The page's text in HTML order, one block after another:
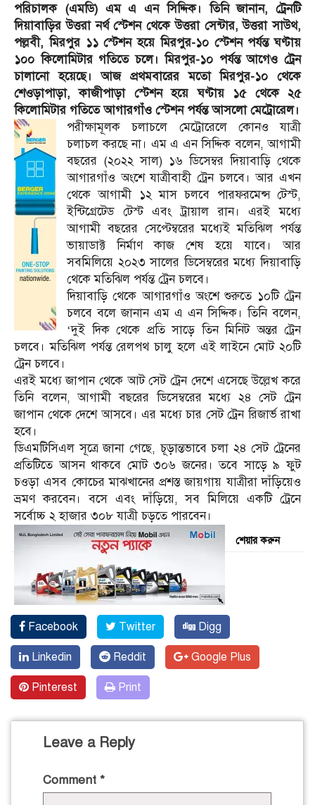
প‌রিচালক (এমডি) এম এ এন সি‌দ্দিক। তিনি জানান, ট্রেন‌টি
দিয়াবা‌ড়ির উত্তরা নর্থ স্টেশন থে‌কে উত্তরা সেন্টার, উত্তরা সাউথ,
পল্লবী, মিরপুর ১১ স্টেশন হ‌য়ে মিরপুর-১০ স্টেশন পর্যন্ত ঘণ্টায়
১০০ কি‌লো‌মিটার গ‌তি‌তে চ‌লে। মিরপুর-১০ পর্যন্ত আগেও ট্রেন
চালানো হ‌য়ে‌ছে। আজ প্রথমবা‌রের মতো মিরপুর-১০ থে‌কে
শেওড়াপাড়া, কাজীপাড়া স্টেশন হ‌য়ে ঘণ্টায় ১৫ থে‌কে ২৫
কি‌লো‌মিটার গ‌তি‌তে আগারগাঁও স্টেশন পর্যন্ত আসলো মেট্রোরেল।
পরীক্ষামূলক চলাচলে মেট্রোরেলে কোনও যাত্রী
চলাচল করছে না। এম এ এন সি‌দ্দিক ব‌লে‌ন, আগামী
বছ‌রের (২০২২ সাল) ১৬ ডি‌সেম্বর দিয়াবা‌ড়ি থে‌কে
আগারগাঁও অং‌শে যাত্রীবাহী ট্রেন চল‌বে। আর এখন
থেকে আগামী ১২ মাস চল‌বে পারফর‌মেন্স টেস্ট,
ইন্টি‌গ্রেটেড টেস্ট এবং ট্রায়াল রান। এরই মধ্যে
আগামী বছ‌রের সে‌প্টেম্বরের ম‌ধ্যেই ম‌তি‌ঝিল পর্যন্ত
ভায়াডাক্ট নির্মাণ কাজ শেষ হয়ে যাবে। আর
সবমিলিয়ে ২০২৩ সা‌লের ডি‌সেম্বরের মধ্যে দিয়াবা‌ড়ি
থেকে মতিঝিল পর্যন্ত ট্রেন চল‌বে।
দিয়াবা‌ড়ি থেকে আগারগাঁও অং‌শে শুরুতে ১০টি ট্রেন
চল‌বে বলে জানান এম এ এন সি‌দ্দিক। তিনি বলেন,
‘দুই দিক থে‌কে প্রতি সা‌ড়ে তিন মি‌নিট অন্তর ট্রেন
চল‌বে। ম‌তি‌ঝিল পর্যন্ত রেলপথ চালু হ‌লে এই লাই‌নে মোট ২০‌টি
ট্রেন চল‌বে।
এরই মধ্যে জাপান থেকে আট সেট ট্রেন দেশে এসেছে উল্লেখ করে
তিনি বলেন, আগামী বছ‌রের ডি‌সেম্ব‌রের ম‌ধ্যে ২৪ সেট ট্রেন
জাপান থে‌কে দে‌শে আস‌বে। এর ম‌ধ্যে চার সেট ট্রেন রিজার্ভ রাখা
হ‌বে।
ডিএমটিসিএল সূত্রে জানা গেছে, চূড়ান্তভাবে চলা ২৪ সেট ট্রেনের
প্রতিটিতে আসন থাকবে মোট ৩০৬ জনের। তবে সাড়ে ৯ ফুট
চওড়া এসব কোচের মাঝখানের প্রশস্ত জায়গায় যাত্রীরা দাঁড়িয়েও
ভ্রমণ করবেন। বসে এবং দাঁড়িয়ে, সব মিলিয়ে একটি ট্রেনে
সর্বোচ্চ ২ হাজার ৩০৮ যাত্রী চড়তে পারবেন।
শেয়ার করুন
Facebook Twitter Digg
Linkedin Reddit Google Plus
Pinterest Print
Leave a Reply
Comment *